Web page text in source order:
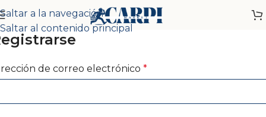
Saltar a la navegación
Saltar al contenido principal
de correo electrónico *